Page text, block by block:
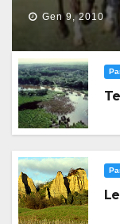
Gen 9, 2010